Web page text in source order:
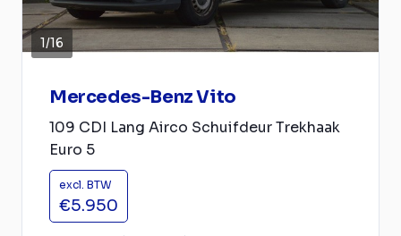
1/16
Mercedes-Benz Vito
109 CDI Lang Airco Schuifdeur Trekhaak
Euro 5
excl. BTW
€5.950